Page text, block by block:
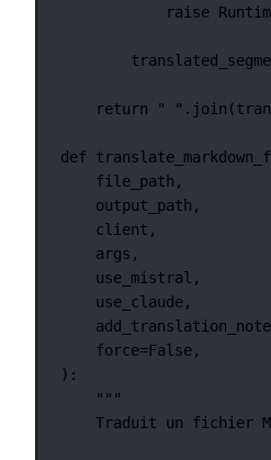
raise
return " "
def
file_path,
output_path,
client,
args,
use_mistral,
use_claude,
add_translation_note
force=False,
):
"""
Traduit un fichier